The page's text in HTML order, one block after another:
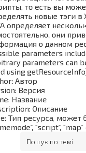
то есть вы
новые тэги в
определяет
они
о данном
parameters
parameters can
using
Автор
Версия
Название
Описание
Тип ресурса, может
"script", "map"